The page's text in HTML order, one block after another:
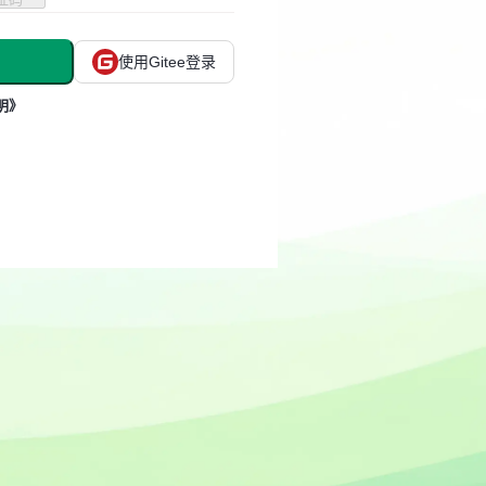
使用Gitee登录
》